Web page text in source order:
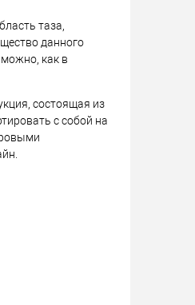
таза,
данного
как в
состоящая из
с собой на